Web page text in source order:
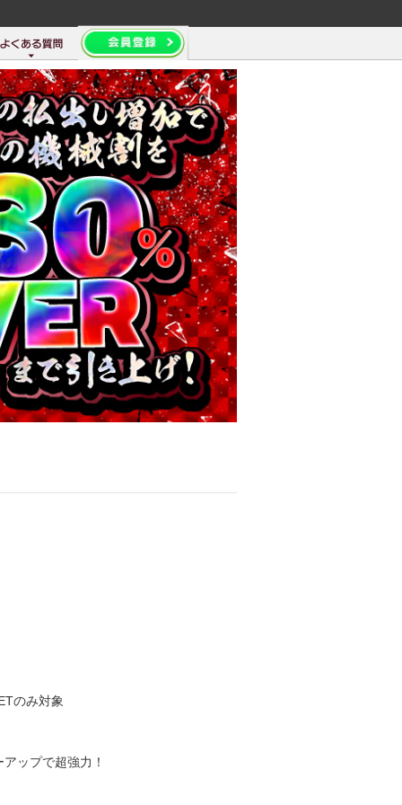
のみ対象
ップで超強力！